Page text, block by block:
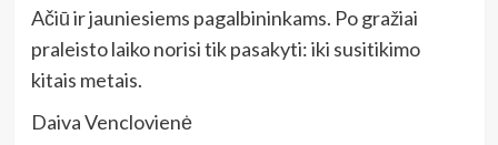
Ačiū ir jauniesiems pagalbininkams. Po gražiai
praleisto laiko norisi tik pasakyti: iki susitikimo
kitais metais.
Daiva Venclovienė